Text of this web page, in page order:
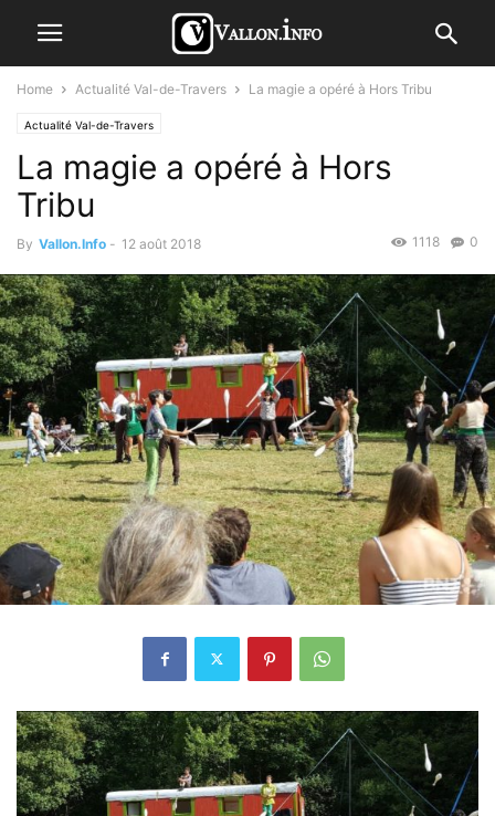
Home Actualité Val-de-Travers La magie a opéré à Hors Tribu
Actualité Val-de-Travers
La magie a opéré à Hors
Tribu
By Vallon.Info - 12 août 2018 0
1118